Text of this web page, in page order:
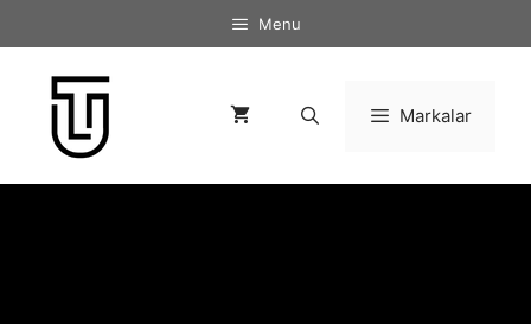
atla
Menu
Markalar